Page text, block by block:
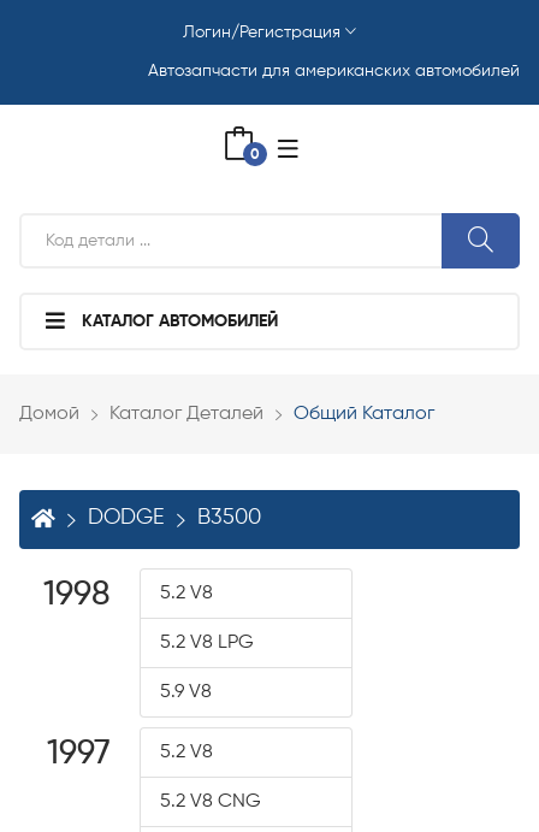
Автозапчасти для американских автомобилей
Логин/Регистрация
0
КАТАЛОГ АВТОМОБИЛЕЙ
Домой Каталог Деталей Общий Каталог
DODGE B3500
1998 5.2 V8
5.2 V8 LPG
5.9 V8
1997 5.2 V8
5.2 V8 CNG